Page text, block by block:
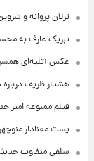
ترلان پروانه و
تبریک عارف به محسن
عکس‌ آتلیه‌ای همسر
هشدار ظریف درباره
فیلم ممنوعه امیر
پست معنادار منوچهر
سلفی متفاوت حدیثه